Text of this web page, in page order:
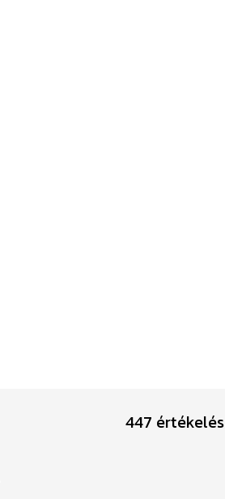
447 értékelés